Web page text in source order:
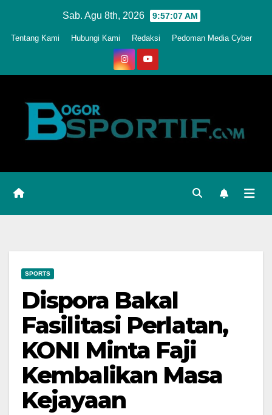
Sab. Agu 8th, 2026 9:57:09 AM
Tentang Kami Hubungi Kami Redaksi Pedoman Media Cyber
SPORTS
Dispora Bakal
Fasilitasi Perlatan,
KONI Minta Faji
Kembalikan Masa
Kejayaan